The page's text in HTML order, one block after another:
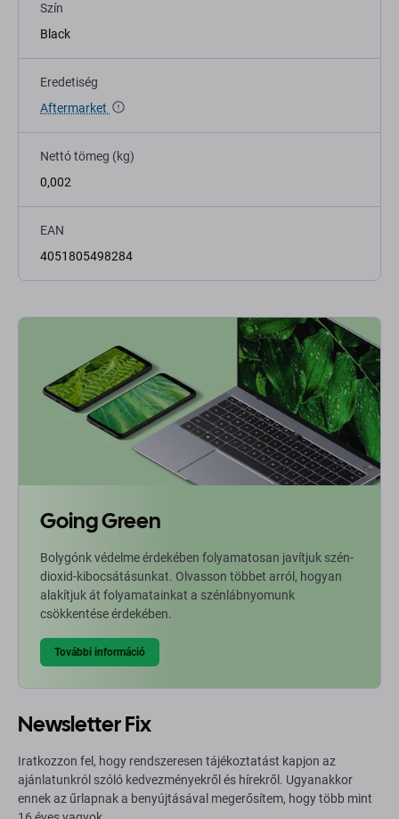
Szín
Black
Eredetiség
Aftermarket
Nettó tömeg (kg)
0,002
EAN
4051805498284
Going Green
Bolygónk védelme érdekében folyamatosan javítjuk szén-
dioxid-kibocsátásunkat. Olvasson többet arról, hogyan
alakítjuk át folyamatainkat a szénlábnyomunk
csökkentése érdekében.
További információ
Newsletter Fix
Iratkozzon fel, hogy rendszeresen tájékoztatást kapjon az
ajánlatunkról szóló kedvezményekről és hírekről. Ugyanakkor
ennek az űrlapnak a benyújtásával megerősítem, hogy több mint